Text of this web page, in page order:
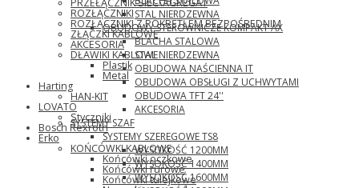
STAL NIERDZEWNA
OBUDOWY STEROWNICZE KOMPAKT AX
BLACHA STALOWA
STAL NIERDZEWNA
OBUDOWA NAŚCIENNA IT
OBUDOWA OBSŁUGI Z UCHWYTAMI
OBUDOWA TFT 24''
AKCESORIA
SYSTEMY SZAF
SYSTEMY SZEREGOWE TS8
WYSOKOŚĆ 1200MM
WYSOKOŚĆ 1400MM
WYSOKOŚĆ 1600MM
PRZEŁĄCZNIK SIEĆ\AGREGAT
ROZŁĄCZNIKI
ROZŁĄCZNIKI Z POKRĘTŁEM BEZPOŚREDNIM
ZŁĄCZKI KABLOWE
AKCESORIA
DŁAWIKI KABLOWE
Plastik
Metal
Harting
HAN-KIT
LOVATO
Styczniki
Bosch Rexroth
Erko
KOŃCÓWKI KABLOWE
Końcówki oczkowe
Końcówki rurowe
Końcówki tulejkowe